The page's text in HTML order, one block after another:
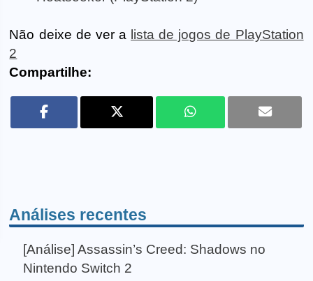
Não deixe de ver a lista de jogos de PlayStation
2
Compartilhe:
Análises recentes
[Análise] Assassin’s Creed: Shadows no
Nintendo Switch 2